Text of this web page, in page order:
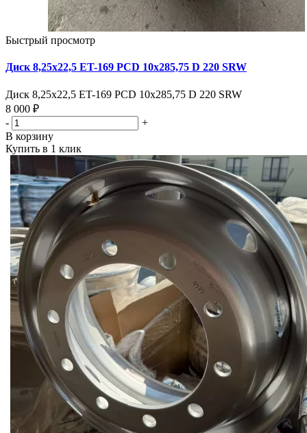
Быстрый просмотр
Диск 8,25х22,5 ET-169 PCD 10x285,75 D 220 SRW
Диск 8,25х22,5 ET-169 PCD 10x285,75 D 220 SRW
8 000 ₽
-
+
В корзину
Купить в 1 клик